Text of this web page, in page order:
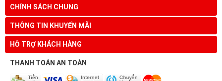
CHÍNH SÁCH CHUNG
THÔNG TIN KHUYẾN MÃI
HỖ TRỢ KHÁCH HÀNG
THANH TOÁN AN TOÀN